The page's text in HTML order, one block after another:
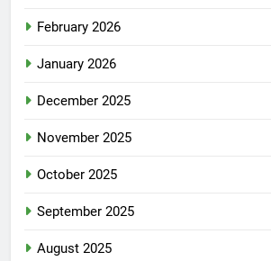
February 2026
January 2026
December 2025
November 2025
October 2025
September 2025
August 2025